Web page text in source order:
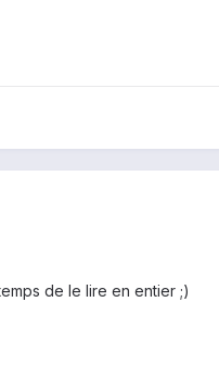
de le lire en entier ;)